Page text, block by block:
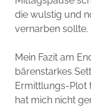
die wulstig und
vernarben sollte.
Mein Fazit am
bärenstarkes
Ermittlungs-Plot
hat mich nicht